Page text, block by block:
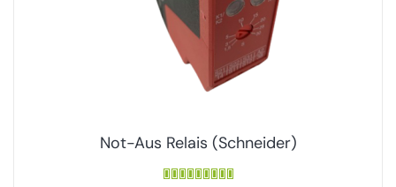
Not-Aus Relais (Schneider)